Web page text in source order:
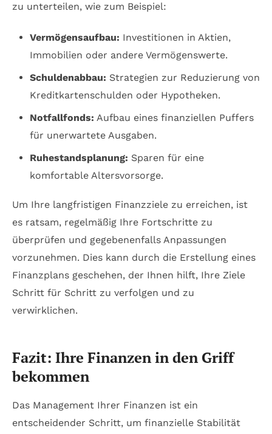
zu unterteilen, wie zum Beispiel:
Vermögensaufbau: Investitionen in Aktien,
Immobilien oder andere Vermögenswerte.
Schuldenabbau: Strategien zur Reduzierung von
Kreditkartenschulden oder Hypotheken.
Notfallfonds: Aufbau eines finanziellen Puffers
für unerwartete Ausgaben.
Ruhestandsplanung: Sparen für eine
komfortable Altersvorsorge.
Um Ihre langfristigen Finanzziele zu erreichen, ist
es ratsam, regelmäßig Ihre Fortschritte zu
überprüfen und gegebenenfalls Anpassungen
vorzunehmen. Dies kann durch die Erstellung eines
Finanzplans geschehen, der Ihnen hilft, Ihre Ziele
Schritt für Schritt zu verfolgen und zu
verwirklichen.
Fazit: Ihre Finanzen in den Griff
bekommen
Das Management Ihrer Finanzen ist ein
entscheidender Schritt, um finanzielle Stabilität